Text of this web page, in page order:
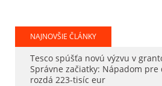
NAJNOVŠIE ČLÁNKY
Tesco spúšťa novú výzvu v
Správne začiatky: Nápadom
rozdá 223-tisíc eur